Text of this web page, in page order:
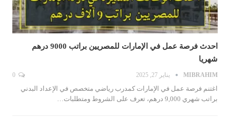
احدث فرصة عمل في الإمارات للمصريين براتب 9000 درهم
شهريا
MIBRAHIM يناير 27, 2025
اغتنم فرصة عمل في الإمارات كمدرب رياضي متخصص في الإعداد البدني
براتب شهري 9,000 درهم، تعرف على الشروط ومتطلبات…